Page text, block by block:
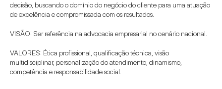
decisão, buscando o domínio do negócio do cliente para uma atuação
de excelência e compromissada com os resultados.
VISÃO: Ser referência na advocacia empresarial no cenário nacional.
VALORES: Ética profissional, qualificação técnica, visão
multidisciplinar, personalização do atendimento, dinamismo,
competência e responsabilidade social.